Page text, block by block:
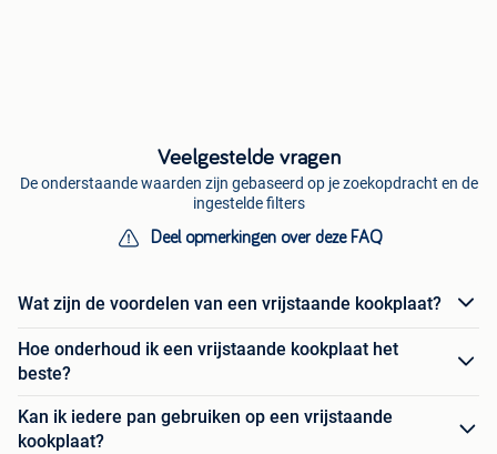
Veelgestelde vragen
De onderstaande waarden zijn gebaseerd op je zoekopdracht en de
ingestelde filters
Deel opmerkingen over deze FAQ
Wat zijn de voordelen van een vrijstaande kookplaat?
Hoe onderhoud ik een vrijstaande kookplaat het
beste?
Kan ik iedere pan gebruiken op een vrijstaande
kookplaat?